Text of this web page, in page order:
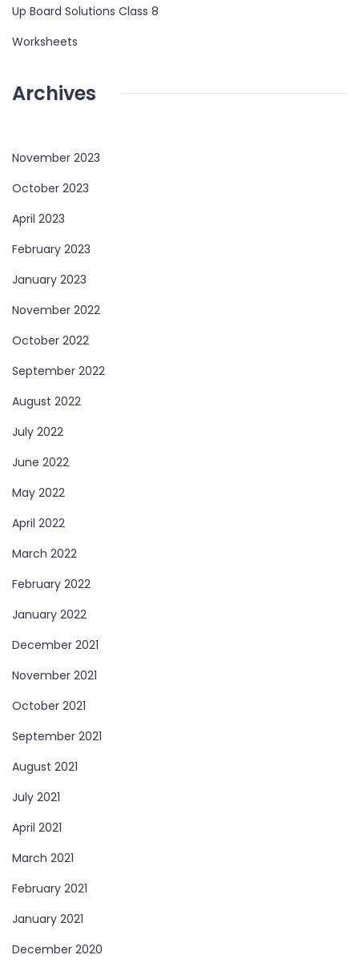
Up Board Solutions Class 8
Worksheets
Archives
November 2023
October 2023
April 2023
February 2023
January 2023
November 2022
October 2022
September 2022
August 2022
July 2022
June 2022
May 2022
April 2022
March 2022
February 2022
January 2022
December 2021
November 2021
October 2021
September 2021
August 2021
July 2021
April 2021
March 2021
February 2021
January 2021
December 2020